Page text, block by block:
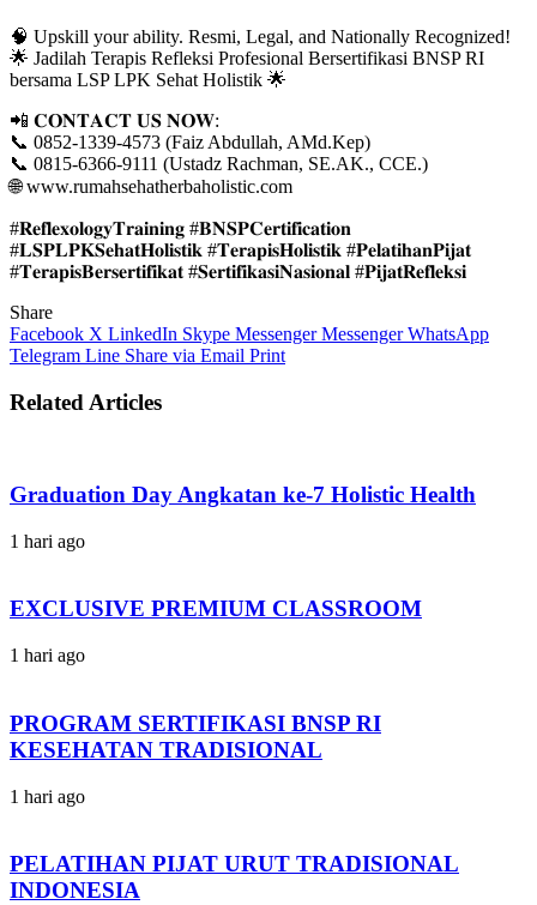
🧠 Upskill your ability. Resmi, Legal, and Nationally Recognized!
🌟 Jadilah Terapis Refleksi Profesional Bersertifikasi BNSP RI
bersama LSP LPK Sehat Holistik 🌟
📲 𝐂𝐎𝐍𝐓𝐀𝐂𝐓 𝐔𝐒 𝐍𝐎𝐖:
📞 0852-1339-4573 (Faiz Abdullah, AMd.Kep)
📞 0815-6366-9111 (Ustadz Rachman, SE.AK., CCE.)
🌐 www.rumahsehatherbaholistic.com
#𝐑𝐞𝐟𝐥𝐞𝐱𝐨𝐥𝐨𝐠𝐲𝐓𝐫𝐚𝐢𝐧𝐢𝐧𝐠 #𝐁𝐍𝐒𝐏𝐂𝐞𝐫𝐭𝐢𝐟𝐢𝐜𝐚𝐭𝐢𝐨𝐧
#𝐋𝐒𝐏𝐋𝐏𝐊𝐒𝐞𝐡𝐚𝐭𝐇𝐨𝐥𝐢𝐬𝐭𝐢𝐤 #𝐓𝐞𝐫𝐚𝐩𝐢𝐬𝐇𝐨𝐥𝐢𝐬𝐭𝐢𝐤 #𝐏𝐞𝐥𝐚𝐭𝐢𝐡𝐚𝐧𝐏𝐢𝐣𝐚𝐭
#𝐓𝐞𝐫𝐚𝐩𝐢𝐬𝐁𝐞𝐫𝐬𝐞𝐫𝐭𝐢𝐟𝐢𝐤𝐚𝐭 #𝐒𝐞𝐫𝐭𝐢𝐟𝐢𝐤𝐚𝐬𝐢𝐍𝐚𝐬𝐢𝐨𝐧𝐚𝐥 #𝐏𝐢𝐣𝐚𝐭𝐑𝐞𝐟𝐥𝐞𝐤𝐬𝐢
Share
Facebook X LinkedIn Skype Messenger Messenger WhatsApp
Telegram Line Share via Email Print
Related Articles
Graduation Day Angkatan ke-7 Holistic Health
1 hari ago
EXCLUSIVE PREMIUM CLASSROOM
1 hari ago
PROGRAM SERTIFIKASI BNSP RI
KESEHATAN TRADISIONAL
1 hari ago
PELATIHAN PIJAT URUT TRADISIONAL
INDONESIA